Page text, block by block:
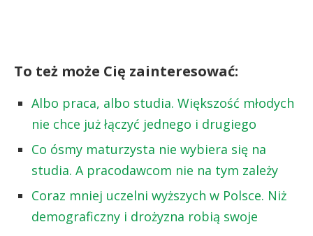
To też może Cię zainteresować:
Albo praca, albo studia. Większość młodych
nie chce już łączyć jednego i drugiego
Co ósmy maturzysta nie wybiera się na
studia. A pracodawcom nie na tym zależy
Coraz mniej uczelni wyższych w Polsce. Niż
demograficzny i drożyzna robią swoje